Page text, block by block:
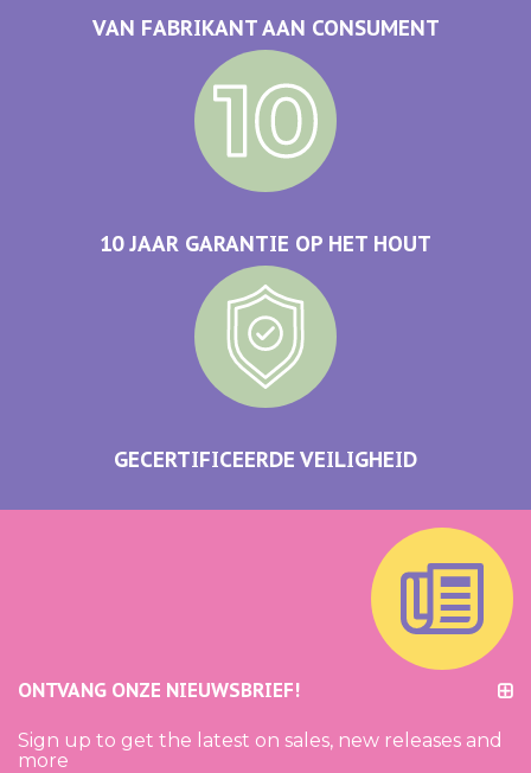
VAN FABRIKANT AAN CONSUMENT
10 JAAR GARANTIE OP HET HOUT
GECERTIFICEERDE VEILIGHEID
ONTVANG ONZE NIEUWSBRIEF!
Sign up to get the latest on sales, new releases and
more